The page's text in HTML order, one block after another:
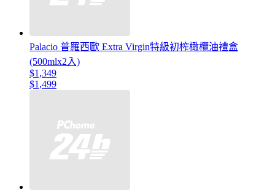
Palacio 普羅西歐 Extra Virgin特級初榨橄欖油禮盒
(500mlx2入)
$1,349
$1,499